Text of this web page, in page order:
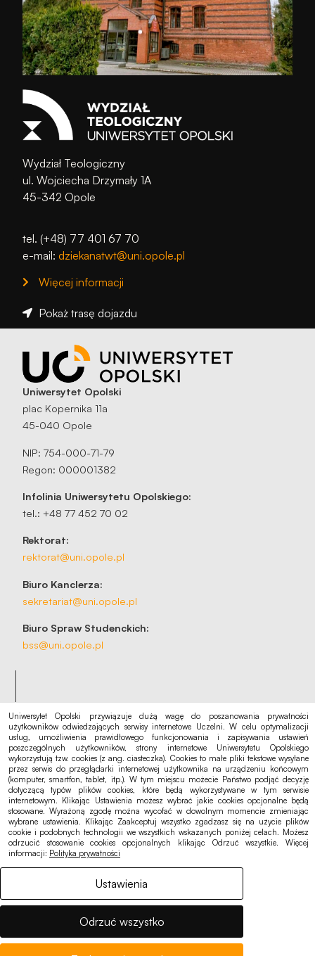
Wydział Teologiczny
ul. Wojciecha Drzymały 1A
45-342 Opole
tel. (+48) 77 401 67 70
e-mail: dziekanatwt@uni.opole.pl
Więcej informacji
Pokaż trasę dojazdu
Uniwersytet Opolski
plac Kopernika 11a
45-040 Opole
NIP: 754-000-71-79
Regon: 000001382
Infolinia Uniwersytetu Opolskiego:
tel.: +48 77 452 70 02
Rektorat:
rektorat@uni.opole.pl
Biuro Kanclerza:
sekretariat@uni.opole.pl
Biuro Spraw Studenckich:
bss@uni.opole.pl
Na skróty
Rekrutacja
Kalendarz akademicki
Punkt logowania eduroam
Ogłoszenia, oferty
Deklaracja dostępności
Polityka cookies
Polityka prywatności
Uniwersytet Opolski przywiązuje dużą wagę do poszanowania prywatności
użytkowników odwiedzających serwisy internetowe Uczelni. W celu optymalizacji
usług, umożliwienia prawidłowego funkcjonowania i zapisywania ustawień
poszczególnych użytkowników, strony internetowe Uniwersytetu Opolskiego
wykorzystują tzw. cookies (z ang. ciasteczka). Cookies to małe pliki tekstowe wysyłane
przez serwis do przeglądarki internetowej użytkownika na urządzeniu końcowym
(komputer, smartfon, tablet, itp.). W tym miejscu możecie Państwo podjąć decyzję
dotyczącą typów plików cookies, które będą wykorzystywane w tym serwisie
internetowym. Klikając Ustawienia możesz wybrać jakie cookies opcjonalne będą
stosowane. Wyrażoną zgodę można wycofać w dowolnym momencie zmieniając
wybrane ustawienia. Klikając Zaakceptuj wszystko zgadzasz się na użycie plików
cookie i podobnych technologii we wszystkich wskazanych poniżej celach. Możesz
odrzucić stosowanie cookies opcjonalnych klikając Odrzuć wszystkie. Więcej
informacji: Polityka prywatności
Ustawienia
Odrzuć wszystko